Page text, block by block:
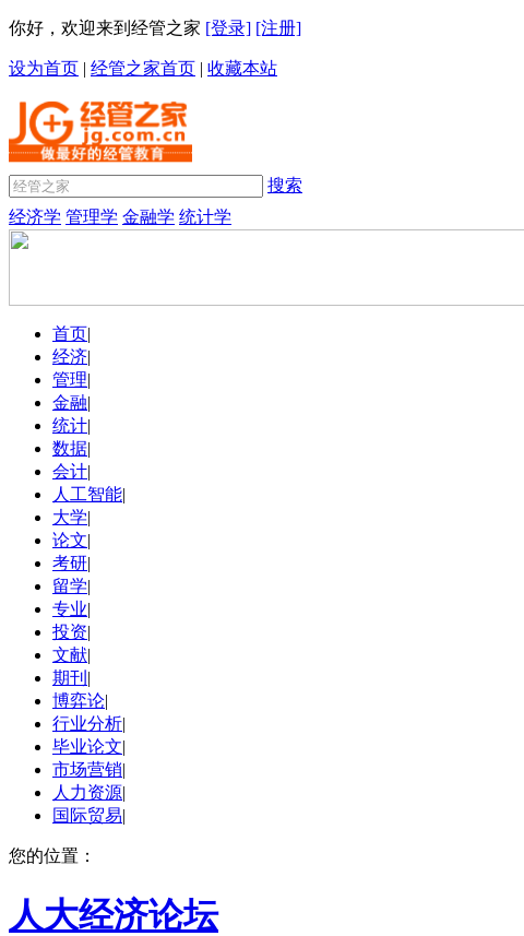
你好，欢迎来到经管之家 [登录] [注册]
设为首页 | 经管之家首页 | 收藏本站
搜索
经济学 管理学 金融学 统计学
首页|
经济|
管理|
金融|
统计|
数据|
会计|
人工智能|
大学|
论文|
考研|
留学|
专业|
投资|
文献|
期刊 |
博弈论|
行业分析|
毕业论文|
市场营销|
人力资源|
国际贸易|
您的位置：
人大经济论坛